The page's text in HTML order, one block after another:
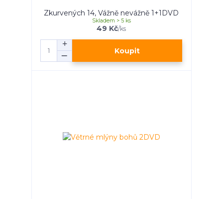
Zkurvených 14, Vážně nevážně 1+1DVD
49 Kč/ks
Skladem > 5 ks
Koupit